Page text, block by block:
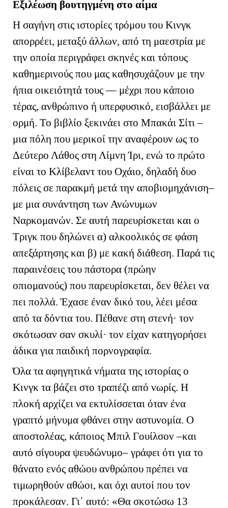
Εξιλέωση βουτηγμένη στο αίμα
H σαγήνη στις ιστορίες τρόμου του Κινγκ
απορρέει, μεταξύ άλλων, από τη μαεστρία με
την οποία περιγράφει σκηνές και τόπους
καθημερινούς που μας καθησυχάζουν με την
ήπια οικειότητά τους — μέχρι που κάποιο
τέρας, ανθρώπινο ή υπερφυσικό, εισβάλλει με
ορμή. Το βιβλίο ξεκινάει στο Μπακάι Σίτι –
μια πόλη που μερικοί την αναφέρουν ως το
Δεύτερο Λάθος στη Λίμνη Ίρι, ενώ το πρώτο
είναι το Κλίβελαντ του Οχάιο, δηλαδή δυο
πόλεις σε παρακμή μετά την αποβιομηχάνιση–
με μια συνάντηση των Ανώνυμων
Ναρκομανών. Σε αυτή παρευρίσκεται και ο
Τριγκ που δηλώνει α) αλκοολικός σε φάση
απεξάρτησης και β) με κακή διάθεση. Παρά τις
παραινέσεις του πάστορα (πρώην
οπιομανούς) που παρευρίσκεται, δεν θέλει να
πει πολλά. Έχασε έναν δικό του, λέει μέσα
από τα δόντια του. Πέθανε στη στενή· τον
σκότωσαν σαν σκυλί· τον είχαν κατηγορήσει
άδικα για παιδική πορνογραφία.
Όλα τα αφηγητικά νήματα της ιστορίας ο
Κινγκ τα βάζει στο τραπέζι από νωρίς. Η
πλοκή αρχίζει να εκτυλίσσεται όταν ένα
γραπτό μήνυμα φθάνει στην αστυνομία. Ο
αποστολέας, κάποιος Μπιλ Γουίλσον –και
αυτό σίγουρα ψευδώνυμο– γράφει ότι για το
θάνατο ενός αθώου ανθρώπου πρέπει να
τιμωρηθούν αθώοι, και όχι αυτοί που τον
προκάλεσαν. Γι΄ αυτό: «Θα σκοτώσω 13